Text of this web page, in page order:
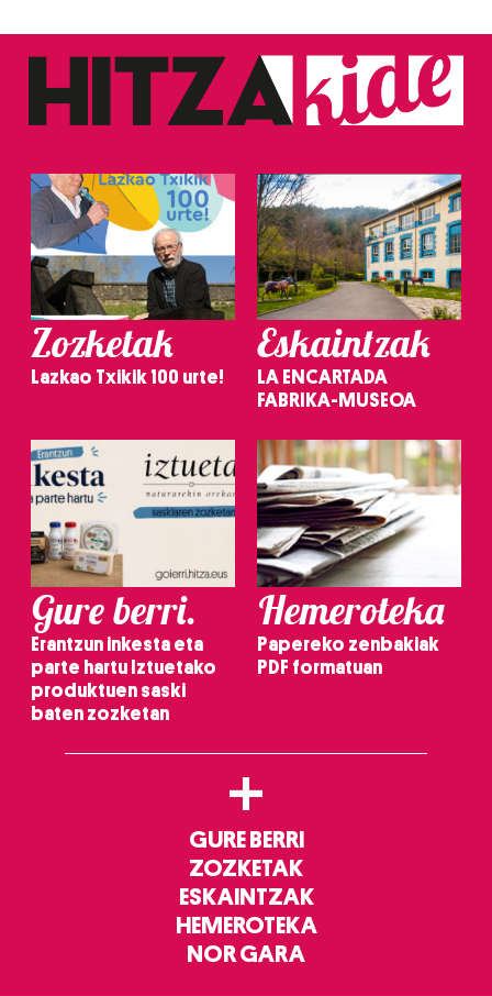
Zozketak
Lazkao Txikik 100 urte!
Eskaintzak
LA ENCARTADA
FABRIKA-MUSEOA
Gure berri.
Erantzun inkesta eta
parte hartu Iztuetako
produktuen saski
baten zozketan
Hemeroteka
Papereko zenbakiak
PDF formatuan
+
GURE BERRI
ZOZKETAK
ESKAINTZAK
HEMEROTEKA
NOR GARA